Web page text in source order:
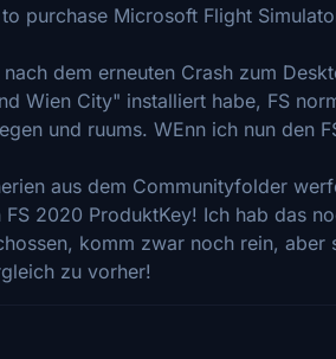
purchase Microsoft Flight
dem erneuten Crash zum
Wien City" installiert habe, FS
und ruums. WEnn ich nun den
aus dem Communityfolder
2020 ProduktKey! Ich hab das
komm zwar noch rein, aber
zu vorher!